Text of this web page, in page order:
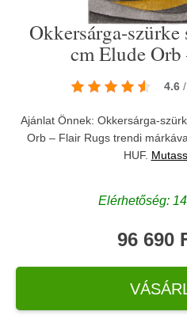
Okkersárga-
cm Elude
4.6 /
Ajánlat Önnek: Okkersárga-
Orb – Flair Rugs trendi
HUF.
Elérhetőség:
96 690